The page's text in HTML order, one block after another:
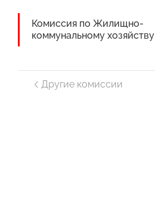
Комиссия по Жилищно-
коммунальному хозяйству
Другие комиссии